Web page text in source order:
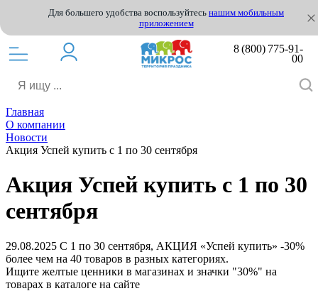
Для большего удобства воспользуйтесь нашим мобильным
приложением
8 (800) 775-91-
00
Главная
О компании
Новости
Акция Успей купить с 1 по 30 сентября
Акция Успей купить с 1 по 30
сентября
29.08.2025 С 1 по 30 сентября, АКЦИЯ «Успей купить» -30%
более чем на 40 товаров в разных категориях.
Ищите желтые ценники в магазинах и значки "30%" на
товарах в каталоге на сайте